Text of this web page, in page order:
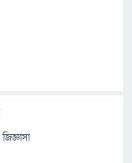
জিজ্ঞাসা